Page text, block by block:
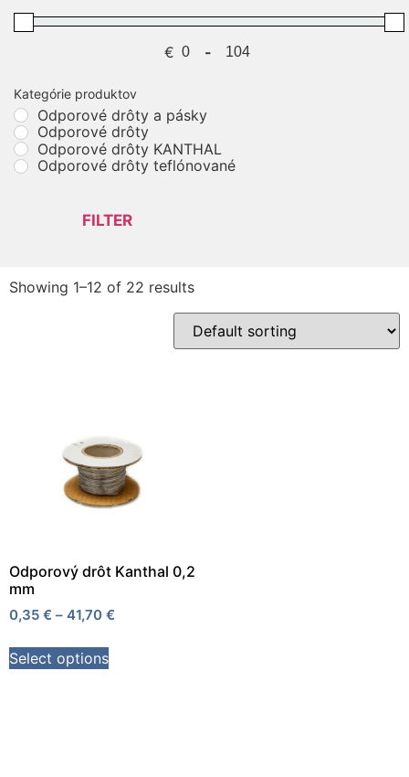
€ -
Kategórie produktov
Odporové drôty a pásky
Odporové drôty
Odporové drôty KANTHAL
Odporové drôty teflónované
FILTER
Showing 1–12 of 22 results
Odporový drôt Kanthal 0,2
mm
0,35 € – 41,70 €
Select options